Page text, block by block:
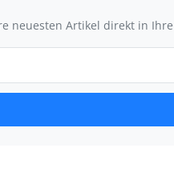
neuesten Artikel direkt in